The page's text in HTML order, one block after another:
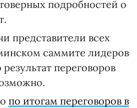
подробностей о
представители всех
саммите лидеров
переговоров
по итогам переговоров в